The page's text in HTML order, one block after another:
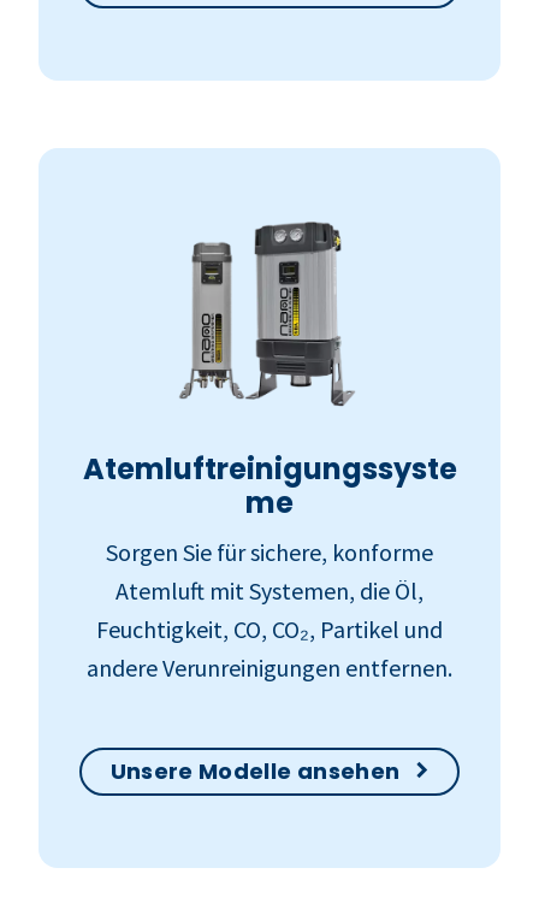
Atemluftreinigungssyste
me
Sorgen Sie für sichere, konforme
Atemluft mit Systemen, die Öl,
Feuchtigkeit, CO, CO₂, Partikel und
andere Verunreinigungen entfernen.
Unsere Modelle ansehen